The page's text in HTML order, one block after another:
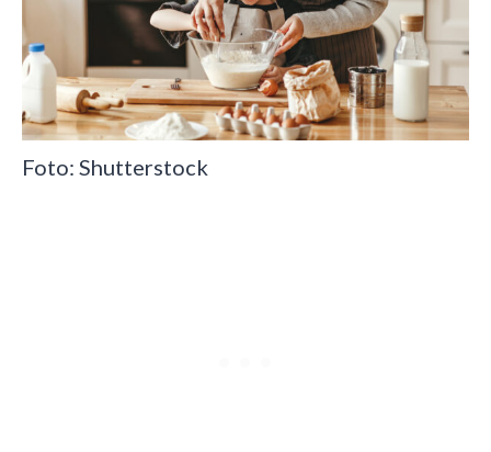
Foto: Shutterstock